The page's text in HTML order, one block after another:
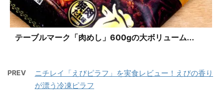
テーブルマーク「肉めし」600gの大ボリューム...
PREV
ニチレイ「えびピラフ」を実食レビュー！えびの香り
が漂う冷凍ピラフ